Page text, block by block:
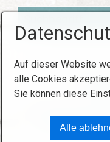
© 2026
Auf dieser Website
alle Cookies
Sie können diese
Alle